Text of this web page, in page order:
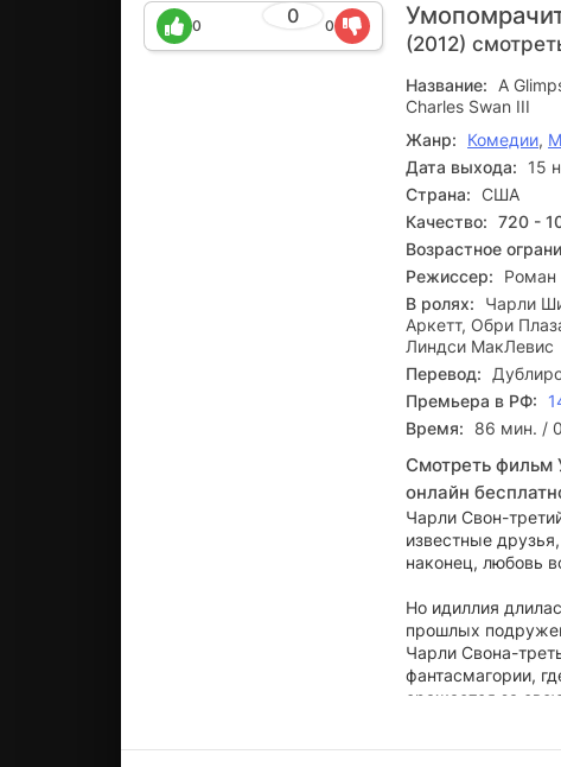
(2012)
0
0 0
Название:
A
Charles Swan III
Жанр: Комедии,
Дата выхода:
15
Страна: США
Качество: 720 -
Возрастное
Режиссер:
Роман
В ролях:
Чарли
Аркетт, Обри
Линдси МакЛевис
Перевод:
Премьера в РФ:
Время:
86 мин. /
Смотреть фильм
онлайн
Чарли Свон-
известные
наконец, любовь
Но идиллия
прошлых
Чарли Свона-
фантасмагории,
сражается за